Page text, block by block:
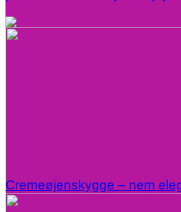
Cremeøjenskygge – nem